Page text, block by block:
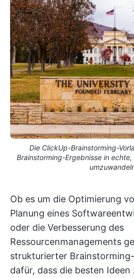
Die ClickUp-Brainstorming-
Brainstorming-Ergebnisse in
Ob es um die Optimierung
Planung eines
oder die Verbesserung des
Ressourcenmanagements
strukturierter
dafür, dass die besten